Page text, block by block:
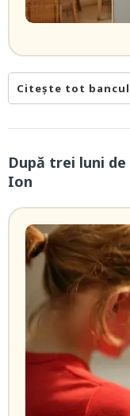
Citește tot bancul
După trei luni
Ion